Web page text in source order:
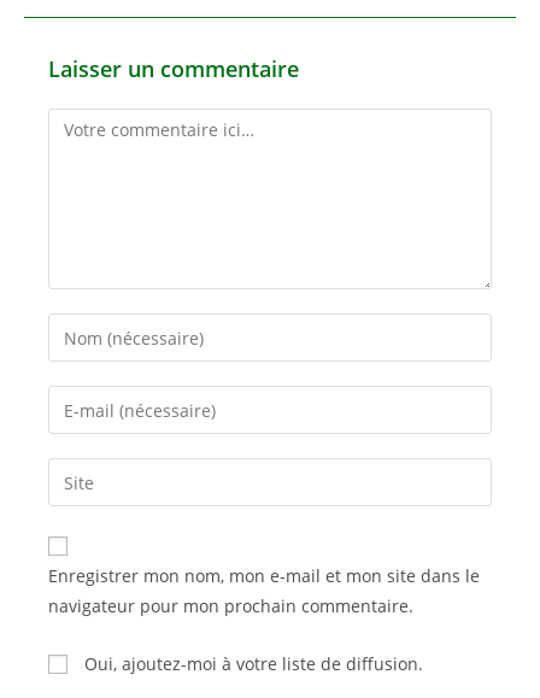
Laisser un commentaire
Comment
Enter
your
name
comment
Enter
your
email
address
comment
Saisir
l’URL
de
votre
(facultatif)
Enregistrer mon nom, mon e-mail et mon site dans le
navigateur pour mon prochain commentaire.
Oui, ajoutez-moi à votre liste de diffusion.